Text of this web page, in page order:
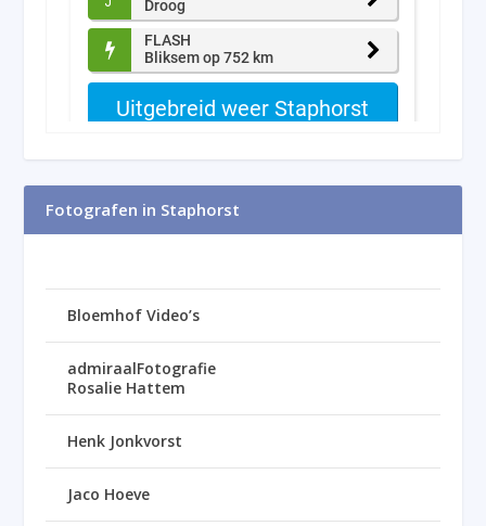
Fotografen in Staphorst
Bloemhof Video’s
admiraalFotografie
Rosalie Hattem
Henk Jonkvorst
Jaco Hoeve